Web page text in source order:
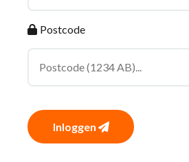
Postcode
Inloggen